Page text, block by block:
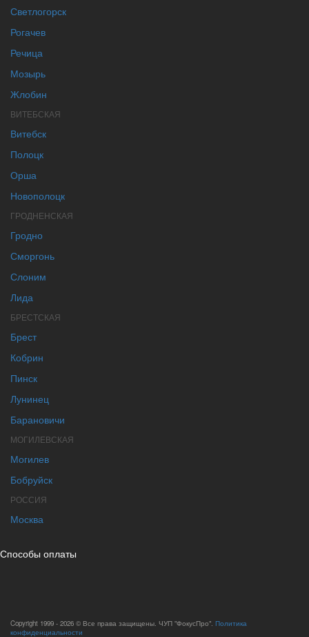
Светлогорск
Рогачев
Речица
Мозырь
Жлобин
ВИТЕБСКАЯ
Витебск
Полоцк
Орша
Новополоцк
ГРОДНЕНСКАЯ
Гродно
Сморгонь
Слоним
Лида
БРЕСТСКАЯ
Брест
Кобрин
Пинск
Лунинец
Барановичи
МОГИЛЕВСКАЯ
Могилев
Бобруйск
РОССИЯ
Москва
Способы оплаты
Copyright 1999 - 2026 © Все права защищены. ЧУП "ФокусПро". Политика
конфиденциальности